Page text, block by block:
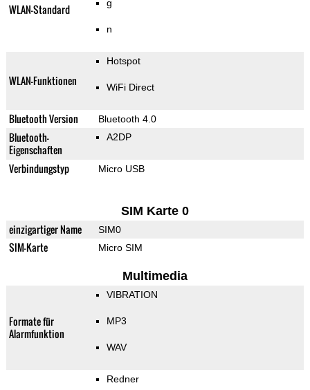
WLAN-Standard g
n
WLAN-Funktionen
Hotspot
WiFi Direct
Bluetooth Version Bluetooth 4.0
Bluetooth-
Eigenschaften
A2DP
Verbindungstyp Micro USB
SIM Karte 0
einzigartiger Name SIM0
SIM-Karte Micro SIM
Multimedia
Formate für
Alarmfunktion
VIBRATION
MP3
WAV
Redner